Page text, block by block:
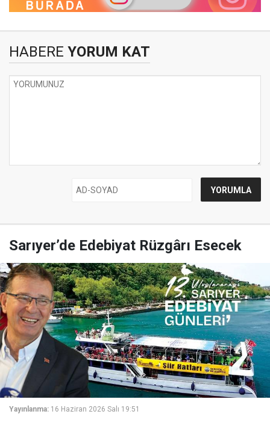
HABERE YORUM KAT
Sarıyer’de Edebiyat Rüzgârı Esecek
Yayınlanma: 16 Haziran 2026 Salı 19:51